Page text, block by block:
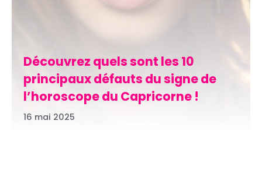
Découvrez quels sont les 10
principaux défauts du signe de
l’horoscope du Capricorne !
16 mai 2025